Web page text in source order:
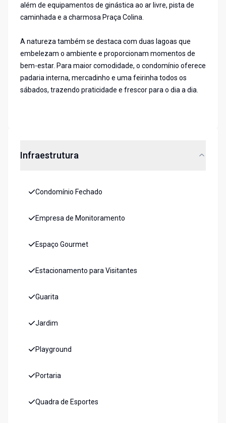
além de equipamentos de ginástica ao ar livre, pista de
caminhada e a charmosa Praça Colina.
A natureza também se destaca com duas lagoas que
embelezam o ambiente e proporcionam momentos de
bem-estar. Para maior comodidade, o condomínio oferece
padaria interna, mercadinho e uma feirinha todos os
sábados, trazendo praticidade e frescor para o dia a dia.
Infraestrutura
Condomínio Fechado
Empresa de Monitoramento
Espaço Gourmet
Estacionamento para Visitantes
Guarita
Jardim
Playground
Portaria
Quadra de Esportes